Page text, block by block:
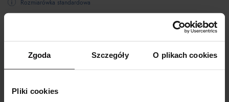
Zgoda Szczegóły O plikach cookies
Pliki cookies
Rozmiarówka standardowa
DODAJ DO KOSZYKA
Dostawa